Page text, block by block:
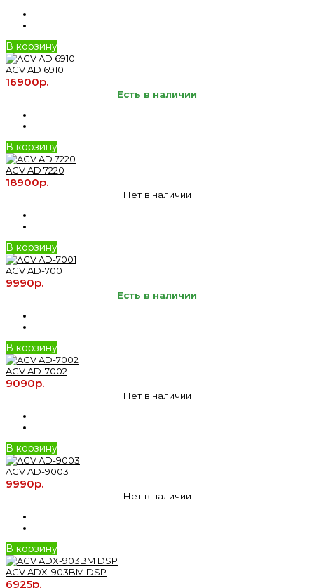
В корзину
ACV AD 6910
16900р.
Есть в наличии
В корзину
ACV AD 7220
18900р.
Нет в наличии
В корзину
ACV AD-7001
9990р.
Есть в наличии
В корзину
ACV AD-7002
9090р.
Нет в наличии
В корзину
ACV AD-9003
9990р.
Нет в наличии
В корзину
ACV ADX-903BM DSP
6925р.